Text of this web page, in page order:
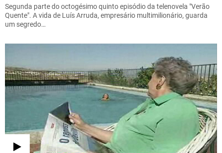
Segunda parte do octogésimo quinto episódio da telenovela "Verão
Quente". A vida de Luís Arruda, empresário multimilionário, guarda
um segredo…